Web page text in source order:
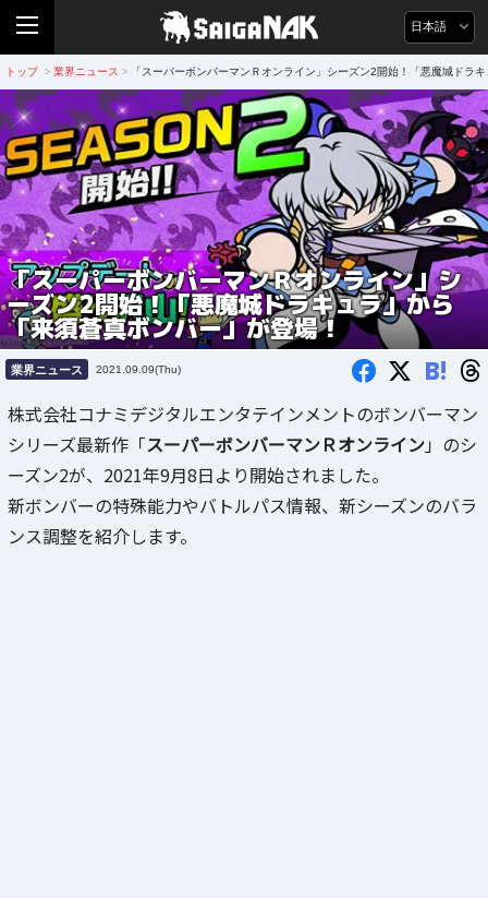
日本語
トップ > 業界ニュース > 「スーパーボンバーマンＲオンライン」シーズン2開始！「悪魔城ドラ
「スーパーボンバーマンＲオンライン」シ
ーズン2開始！「悪魔城ドラキュラ」から
「来須蒼真ボンバー」が登場！
業界ニュース 2021.09.09(Thu) B!
株式会社コナミデジタルエンタテインメントのボンバーマン
シリーズ最新作「スーパーボンバーマンＲオンライン」のシ
ーズン2が、2021年9月8日より開始されました。
新ボンバーの特殊能力やバトルパス情報、新シーズンのバラ
ンス調整を紹介します。